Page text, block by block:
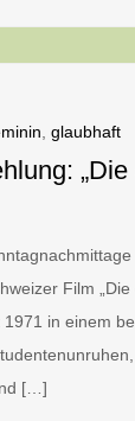
glaubhaft
Film „Die
1971 in einem
[…]